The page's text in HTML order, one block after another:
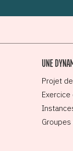
UNE
Projet